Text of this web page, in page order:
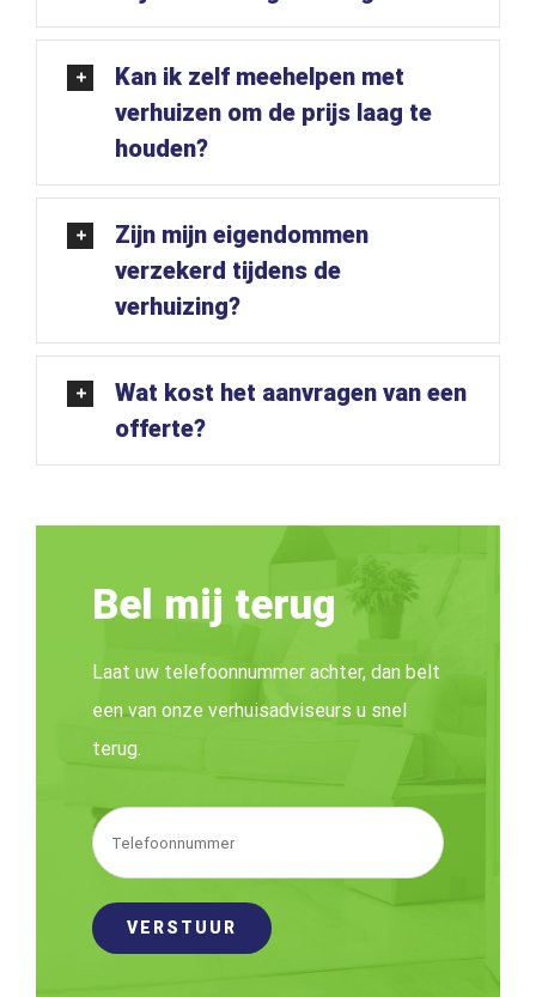
Kan ik zelf meehelpen met
verhuizen om de prijs laag te
houden?
Zijn mijn eigendommen
verzekerd tijdens de
verhuizing?
Wat kost het aanvragen van een
offerte?
Bel mij terug
Laat uw telefoonnummer achter, dan belt
een van onze verhuisadviseurs u snel
terug.